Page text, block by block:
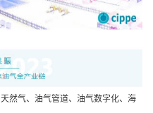
然气、油气管道、油气数字化、海